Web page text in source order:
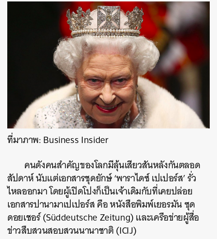
ที่มาภาพ: Business Insider
คนดังคนสำคัญของโลกมีลุ้นเสียวสันหลังกันตลอด
สัปดาห์ นับแต่เอกสารชุดยักษ์ ‘พาราไดซ์ เปเปอร์ส’ รั่ว
ไหลออกมา โดยผู้เปิดโปงก็เป็นเจ้าเดิมกับที่เคยปล่อย
เอกสารปานามาเปเปอร์ส คือ หนังสือพิมพ์เยอรมัน ซุด
ดอยเชอร์ (Süddeutsche Zeitung) และเครือข่ายผู้สื่อ
ข่าวสืบสวนสอบสวนนานาชาติ (ICIJ)
ค้นหา
SHARE TWEET LINE EMAIL